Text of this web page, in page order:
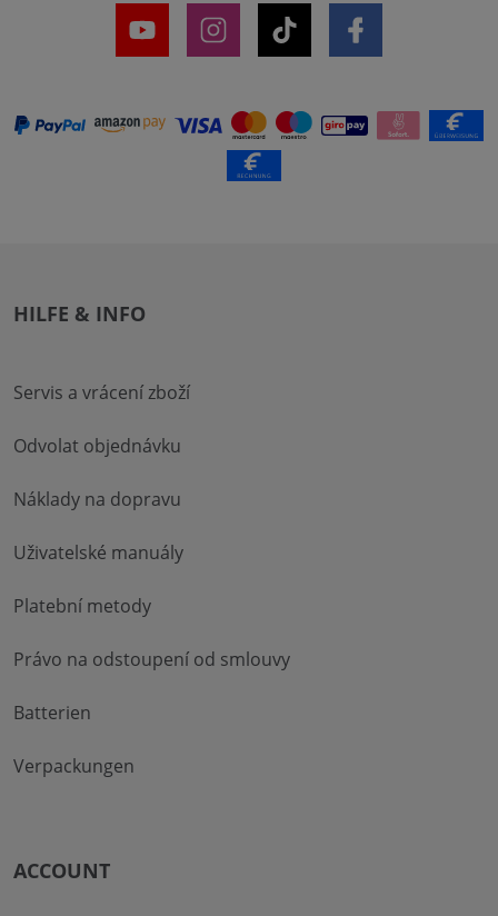
HILFE & INFO
Servis a vrácení zboží
Odvolat objednávku
Náklady na dopravu
Uživatelské manuály
Platební metody
Právo na odstoupení od smlouvy
Batterien
Verpackungen
ACCOUNT